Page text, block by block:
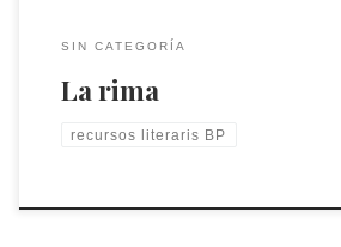
SIN CATEGORÍA
La rima
recursos literaris BP